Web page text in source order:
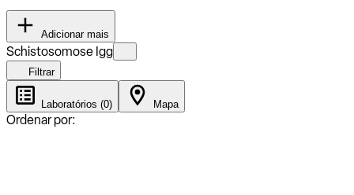
Adicionar mais
Schistosomose Igg
Filtrar
Laboratórios (0) Mapa
Ordenar por: